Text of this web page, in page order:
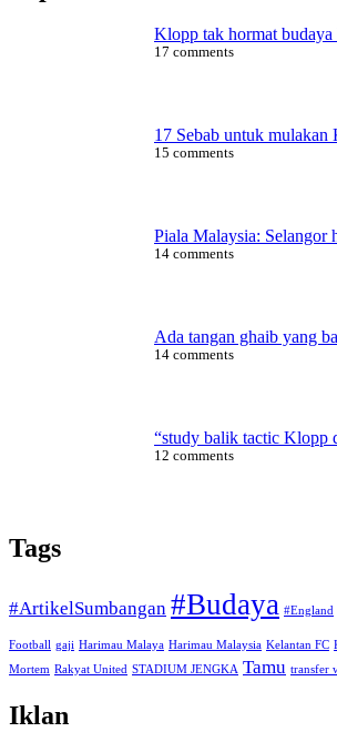
Klopp tak hormat budaya
17 comments
17 Sebab untuk
15 comments
Piala Malaysia: Selangor
14 comments
Ada tangan ghaib yang
14 comments
“study balik tactic Klopp
12 comments
Tags
#ArtikelSumbangan #Budaya #England
Football gaji Harimau Malaya Harimau Malaysia Kelantan FC
Mortem Rakyat United STADIUM JENGKA Tamu transfer
Iklan